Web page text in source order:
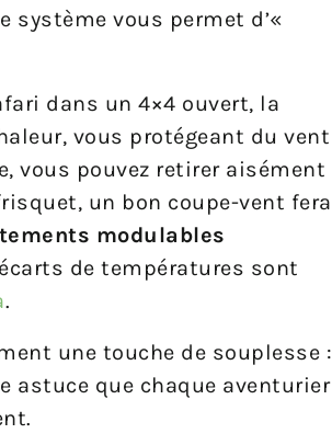
système vous permet d’«
dans un 4×4 ouvert, la
vous protégeant du vent
vous pouvez retirer aisément
un bon coupe-vent fera
modulables
de températures sont
.
une touche de souplesse :
astuce que chaque aventurier